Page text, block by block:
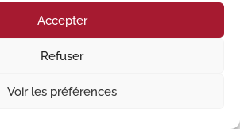
Accepter
Refuser
Voir les préférences